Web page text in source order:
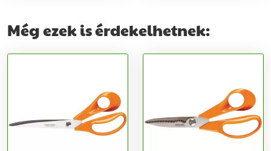
Még ezek is érdekelhetnek: